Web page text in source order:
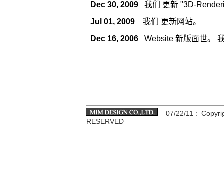
Dec 30, 2009
我们 更新 "3D-
Jul 01, 2009
我们 更新网站。
Dec 16, 2006 Website 新版面世。
07/22/11 :
RESERVED